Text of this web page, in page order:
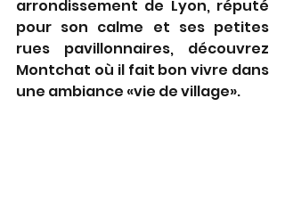
arrondissement de Lyon, réputé
pour son calme et ses petites
rues pavillonnaires, découvrez
Montchat où il fait bon vivre dans
une ambiance «vie de village».